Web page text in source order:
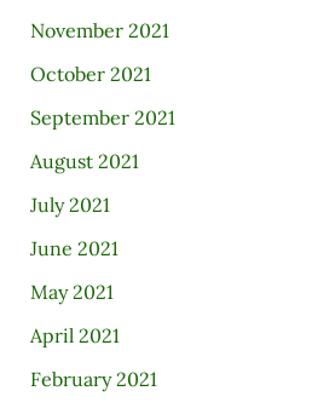
November 2021
October 2021
September 2021
August 2021
July 2021
June 2021
May 2021
April 2021
February 2021